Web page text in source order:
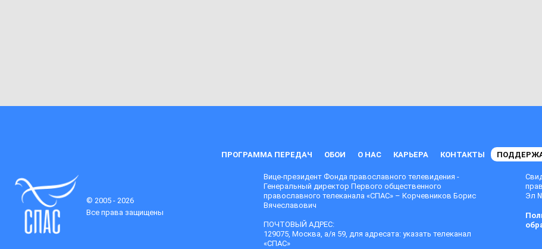
ПРОГРАММА ПЕРЕДАЧ ОБОИ О НАС КАРЬЕРА КОНТАКТЫ
© 2005 - 2026
Все права защищены
Вице-президент Фонда православного телевидения -
Генеральный директор Первого общественного
православного телеканала «СПАС» – Корчевников Борис
Вячеславович
ПОЧТОВЫЙ АДРЕС:
129075, Москва, а/я 59, для адресата: указать телеканал
«СПАС»
Эл